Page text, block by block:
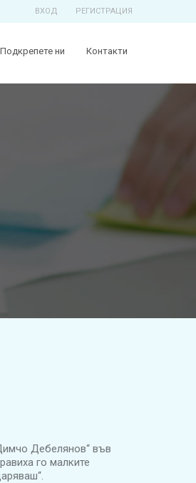
ВХОД РЕГИСТРАЦИЯ
Подкрепете ни Контакти
Дебелянов“ във
го малките